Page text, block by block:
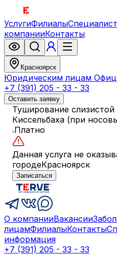
УслугиФилиалы
компанииКонтакты
Красноярск
Юридическим лицам
+7 (391) 205 - 33 - 33
Оставить заявку
Туширование
Киссельбаха (при
Платно
Данная услуга не
городеКрасноярск
Записаться
О компанииВакансии
лицамФилиалыКонтакты
информация
+7 (391) 205 - 33 - 33